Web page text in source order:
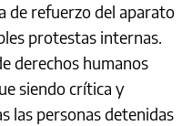
de refuerzo del aparato
protestas internas.
derechos humanos
siendo crítica y
las personas detenidas